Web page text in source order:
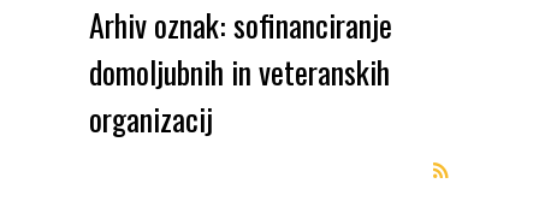
Arhiv oznak:sofinanciranje
domoljubnih in veteranskih
organizacij